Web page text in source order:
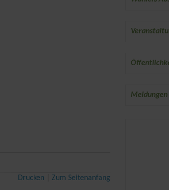
Drucken Zum Seitenanfang
Meldungen